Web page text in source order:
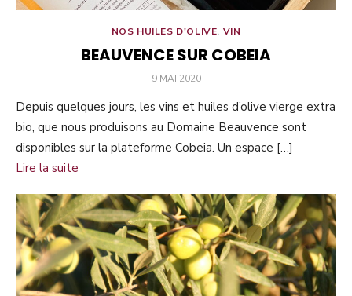
NOS HUILES D'OLIVE, VIN
BEAUVENCE SUR COBEIA
PUBLIÉ
9 MAI 2020
Depuis quelques jours, les vins et huiles d’olive vierge extra
bio, que nous produisons au Domaine Beauvence sont
disponibles sur la plateforme Cobeia. Un espace […]
Lire la suite